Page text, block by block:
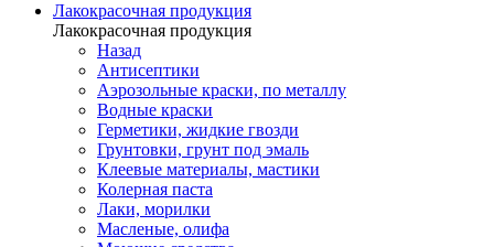
Лакокрасочная продукция
Лакокрасочная продукция
Назад
Антисептики
Аэрозольные краски, по металлу
Водные краски
Герметики, жидкие гвозди
Грунтовки, грунт под эмаль
Клеевые материалы, мастики
Колерная паста
Лаки, морилки
Масленые, олифа